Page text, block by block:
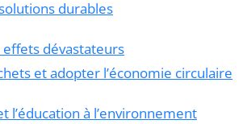
durables
dévastateurs
et adopter l’économie circulaire
l’éducation à l’environnement